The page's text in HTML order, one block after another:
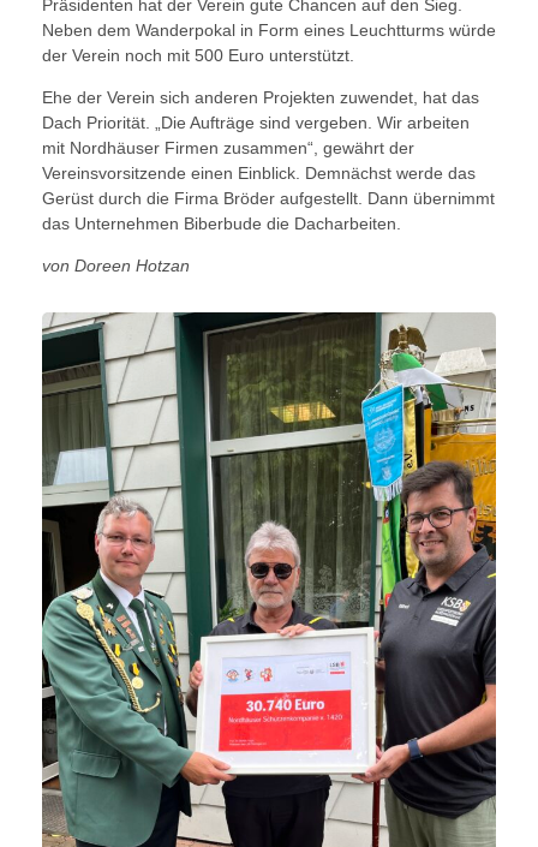
Präsidenten hat der Verein gute Chancen auf den Sieg.
Neben dem Wanderpokal in Form eines Leuchtturms würde
der Verein noch mit 500 Euro unterstützt.
Ehe der Verein sich anderen Projekten zuwendet, hat das
Dach Priorität. „Die Aufträge sind vergeben. Wir arbeiten
mit Nordhäuser Firmen zusammen“, gewährt der
Vereinsvorsitzende einen Einblick. Demnächst werde das
Gerüst durch die Firma Bröder aufgestellt. Dann übernimmt
das Unternehmen Biberbude die Dacharbeiten.
von Doreen Hotzan